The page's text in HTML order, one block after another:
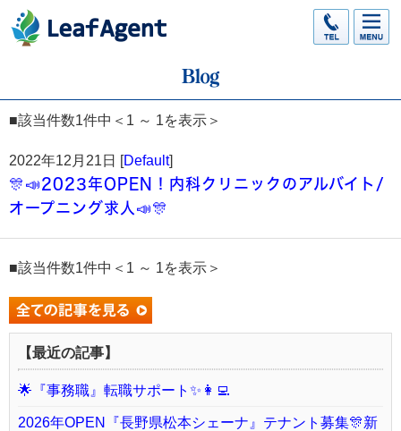
■該当件数1件中＜1 ～ 1を表示＞
2022年12月21日 [Default]
🎊📣2023年OPEN！内科クリニックのアルバイト/
オープニング求人📣🎊
■該当件数1件中＜1 ～ 1を表示＞
【最近の記事】
🌟『事務職』転職サポート✨👩‍💻
2026年OPEN『長野県松本シェーナ』テナント募集🎊新